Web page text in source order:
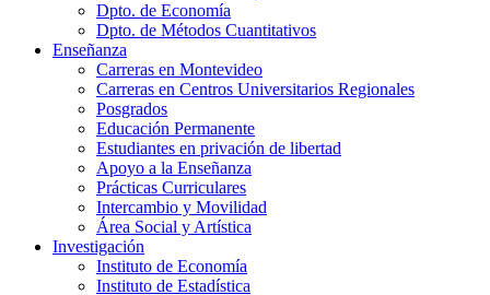
Dpto. de Economía
Dpto. de Métodos Cuantitativos
Enseñanza
Carreras en Montevideo
Carreras en Centros Universitarios Regionales
Posgrados
Educación Permanente
Estudiantes en privación de libertad
Apoyo a la Enseñanza
Prácticas Curriculares
Intercambio y Movilidad
Área Social y Artística
Investigación
Instituto de Economía
Instituto de Estadística